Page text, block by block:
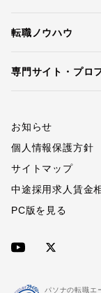
転職ノウハウ
専門サイト・プロ
お知らせ
個人情報保護方針
サイトマップ
中途採用求人賃金
PC版を見る
パソナの転職エ